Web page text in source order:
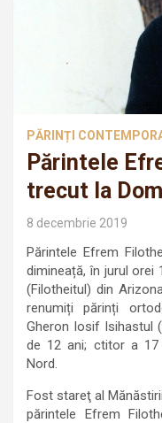
PĂRINȚI
Părintele
trecut la
8 decembrie 2019
Părintele Efrem
dimineață, în jurul orei
(Filotheitul) din
renumiți părinți
Gheron Iosif Isihastul
de 12 ani; ctitor a 17
Nord.
Fost stareţ al
părintele Efrem